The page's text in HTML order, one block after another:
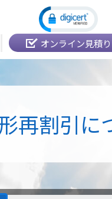
再割引に
オンライン見積り